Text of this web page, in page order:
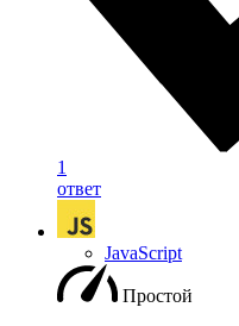
1
ответ
JavaScript
Простой